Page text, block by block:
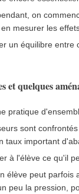
on
mesurer les
un équilibre entre
et quelques
pratique
sont
taux important
à l'élève ce qu'il
élève peut
peu la pression,